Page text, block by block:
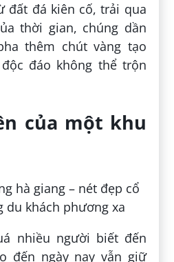
đất đá kiên cố, trải qua
thời gian, chúng dần
thêm chút vàng tạo
đáo không thể trộn
của một khu
nhiều người biết đến
đến ngày nay vẫn giữ